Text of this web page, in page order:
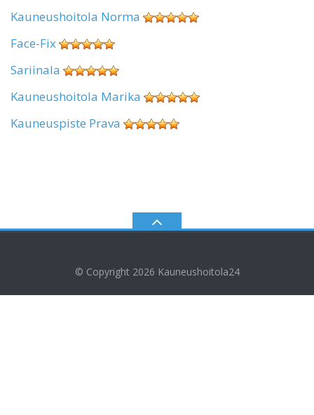
Kauneushoitola Norma
Face-Fix
Sariinala
Kauneushoitola Marika
Kauneuspiste Prava
© Copyright 2026 Kauneushoitola24